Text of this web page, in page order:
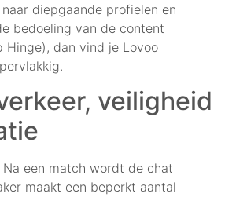
diepgaande profielen en
bedoeling van de content
Hinge), dan vind je Lovoo
veiligheid
een match wordt de chat
maakt een beperkt aantal